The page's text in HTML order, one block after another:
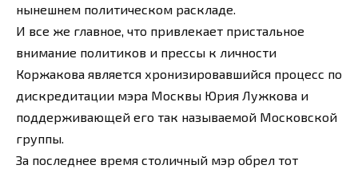
нынешнем политическом раскладе.
И все же главное, что привлекает пристальное
внимание политиков и прессы к личности
Коржакова является хронизировавшийся процесс по
дискредитации мэра Москвы Юрия Лужкова и
поддерживающей его так называемой Московской
группы.
За последнее время столичный мэр обрел тот